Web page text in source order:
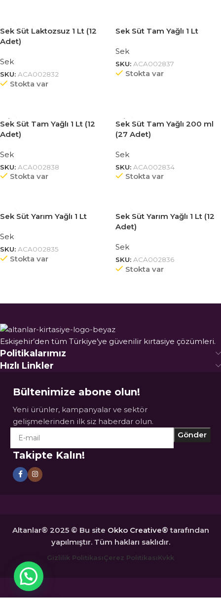
Sek Süt Laktozsuz 1 Lt (12
Adet)
Sek
SKU: ACA002832
Stokta var
Sek Süt Tam Yağlı 1 Lt
Sek
SKU: ACA002837
Stokta var
Sek Süt Tam Yağlı 1 Lt (12
Adet)
Sek
SKU: ACA002838
Stokta var
Sek Süt Tam Yağlı 200 ml
(27 Adet)
Sek
SKU: ACA002834
Stokta var
Sek Süt Yarım Yağlı 1 Lt
Sek
SKU: ACA002835
Stokta var
Sek Süt Yarım Yağlı 1 Lt (12
Adet)
Sek
SKU: ACA002836
Stokta var
Eskişehir’den tüm Türkiye’ye güvenilir kırtasiye çözümleri.
Politikalarımız
Hızlı Linkler
Bültenimize abone olun!
Yeni ürünler, kampanyalar ve sektör
gelişmelerinden ilk siz haberdar olun.
Takipte Kalın!
Altanlar® 2025 © Bu site Okko Creative® tarafından
yapılmıştır. Tüm hakları saklıdır.
Gizlilik PolitikasıÇerez PolitikasıKvkk